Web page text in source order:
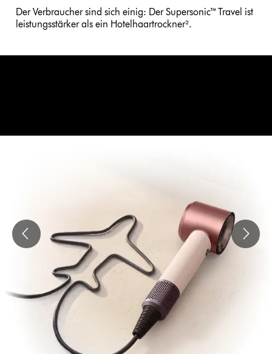
Der Verbraucher sind sich einig: Der Supersonic™ Travel ist
leistungsstärker als ein Hotelhaartrockner².